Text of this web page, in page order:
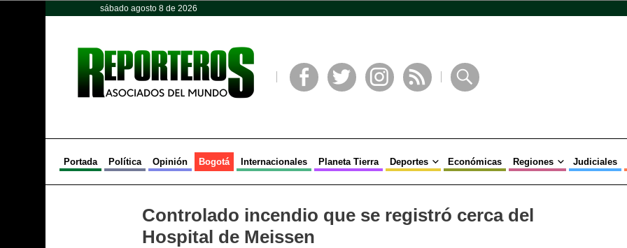
sábado agosto 8 de 2026
Portada Política Opinión Bogotá Internacionales Planeta Tierra Deportes Económicas Regiones Judiciales
Controlado incendio que se registró cerca del
Hospital de Meissen
Opinión Política